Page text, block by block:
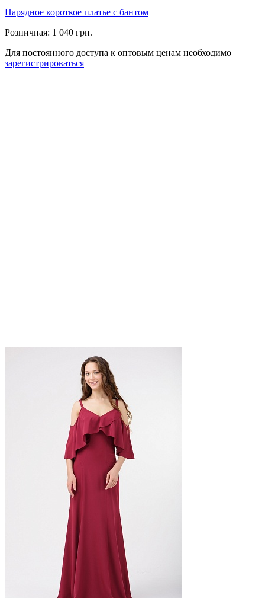
Нарядное короткое платье с бантом
Розничная: 1 040 грн.
Для постоянного доступа к оптовым ценам необходимо
зарегистрироваться